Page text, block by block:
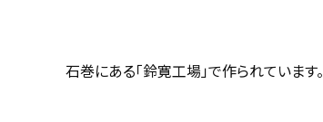
石巻にある「鈴寛工場」で作られています。